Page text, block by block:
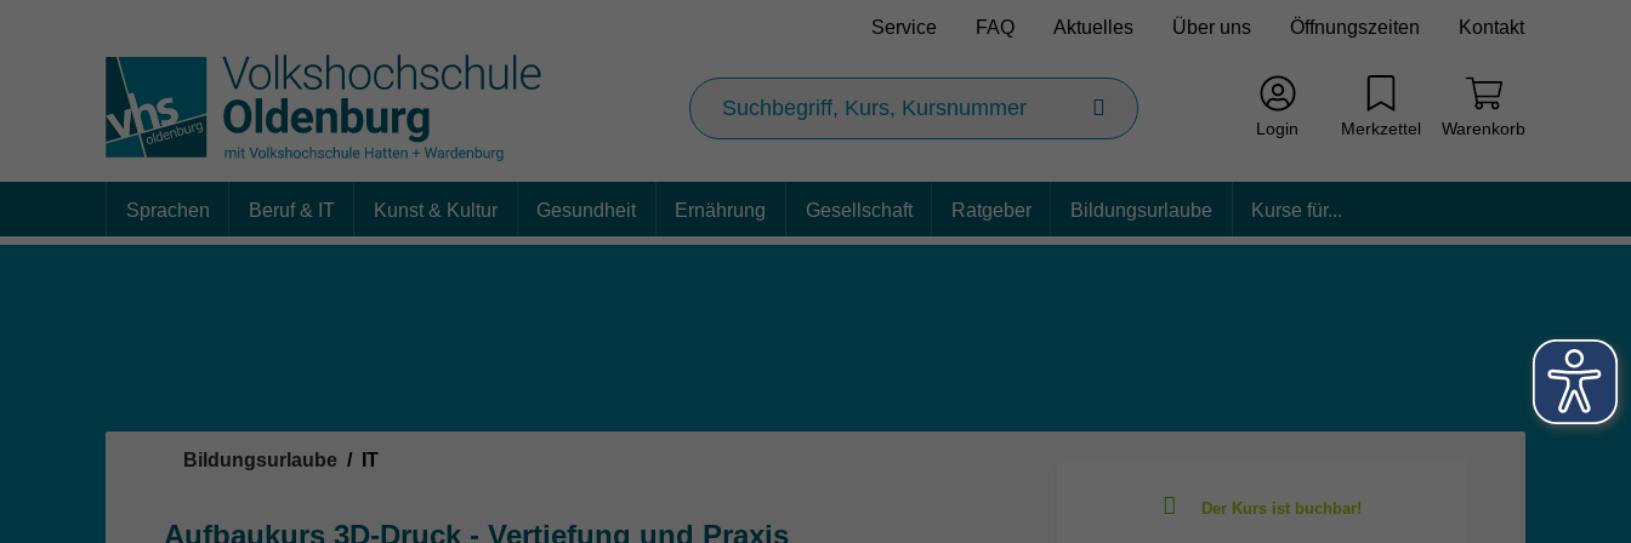
Service FAQ Aktuelles Über uns Öffnungszeiten Kontakt
Login Merkzettel Warenkorb
Sprachen Beruf & IT Kunst & Kultur Gesundheit Ernährung Gesellschaft Ratgeber Bildungsurlaube Kurse für...
Bildungsurlaube IT
Aufbaukurs 3D-Druck - Vertiefung und Praxis